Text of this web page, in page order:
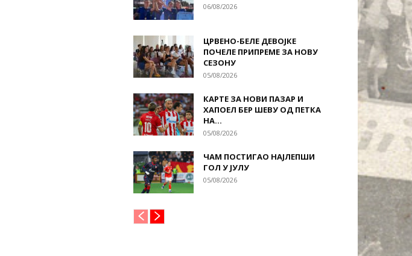
06/08/2026
ЦРВЕНО-БЕЛЕ ДЕВОЈКЕ
ПОЧЕЛЕ ПРИПРЕМЕ ЗА НОВУ
СЕЗОНУ
05/08/2026
КАРТЕ ЗА НОВИ ПАЗАР И
ХАПОЕЛ БЕР ШЕВУ ОД ПЕТКА
НА...
05/08/2026
ЧАМ ПОСТИГАО НАЈЛЕПШИ
ГОЛ У ЈУЛУ
05/08/2026